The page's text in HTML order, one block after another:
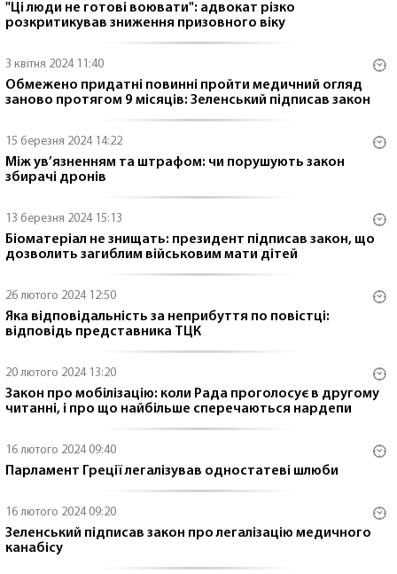
"Ці люди не готові воювати": адвокат різко
розкритикував зниження призовного віку
3 квітня 2024 11:40
Обмежено придатні повинні пройти медичний огляд
заново протягом 9 місяців: Зеленський підписав закон
15 березня 2024 14:22
Між ув’язненням та штрафом: чи порушують закон
збирачі дронів
13 березня 2024 15:13
Біоматеріал не знищать: президент підписав закон, що
дозволить загиблим військовим мати дітей
26 лютого 2024 12:50
Яка відповідальність за неприбуття по повістці:
відповідь представника ТЦК
20 лютого 2024 13:20
Закон про мобілізацію: коли Рада проголосує в другому
читанні, і про що найбільше сперечаються нардепи
16 лютого 2024 09:40
Парламент Греції легалізував одностатеві шлюби
16 лютого 2024 09:20
Зеленський підписав закон про легалізацію медичного
канабісу